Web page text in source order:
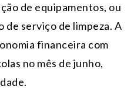
de equipamentos, ou
serviço de limpeza. A
financeira com
no mês de junho,